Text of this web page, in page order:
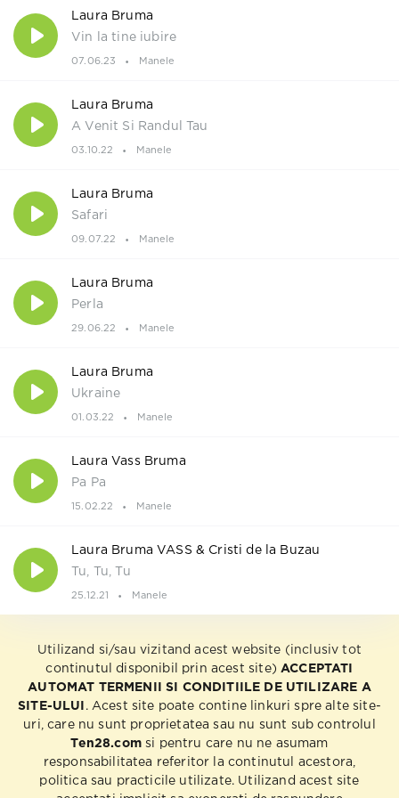
Laura Bruma
Vin la tine iubire
07.06.23 Manele
Laura Bruma
A Venit Si Randul Tau
03.10.22 Manele
Laura Bruma
Safari
09.07.22 Manele
Laura Bruma
Perla
29.06.22 Manele
Laura Bruma
Ukraine
01.03.22 Manele
Laura Vass Bruma
Pa Pa
15.02.22 Manele
Laura Bruma VASS & Cristi de la Buzau
Tu, Tu, Tu
25.12.21 Manele
Utilizand si/sau vizitand acest website (inclusiv tot
continutul disponibil prin acest site) ACCEPTATI
AUTOMAT TERMENII SI CONDITIILE DE UTILIZARE A
SITE-ULUI
. Acest site poate contine linkuri spre alte site-
uri, care nu sunt proprietatea sau nu sunt sub controlul
Ten28.comsi pentru care nu ne asumam
responsabilitatea referitor la continutul acestora,
politica sau practicile utilizate. Utilizand acest site